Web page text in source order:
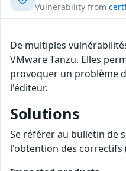
Vulnerability from
De multiples
VMware Tanzu. Elles
provoquer un problème
l'éditeur.
Solutions
Se référer au bulletin de
l'obtention des correctifs